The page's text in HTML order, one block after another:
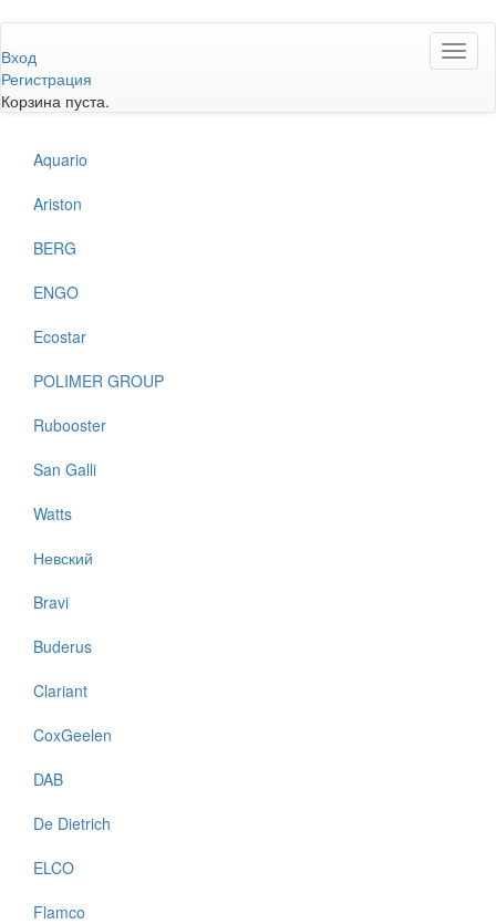
к
основному
содержанию
Вход
Регистрация
Корзина пуста.
Aquario
Ariston
BERG
ENGO
Ecostar
POLIMER GROUP
Rubooster
San Galli
Watts
Невский
Bravi
Buderus
Clariant
CoxGeelen
DAB
De Dietrich
ELCO
Flamco